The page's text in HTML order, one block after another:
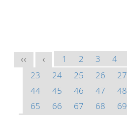
<< < 1 2 3 4
23
24 25 26 27
44
45 46 47 48
65
66 67 68 69